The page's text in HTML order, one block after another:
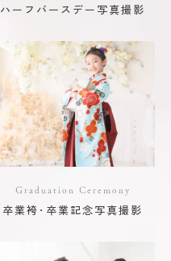
ハーフバースデー写真撮影
Graduation Ceremony
卒業袴･卒業記念写真撮影